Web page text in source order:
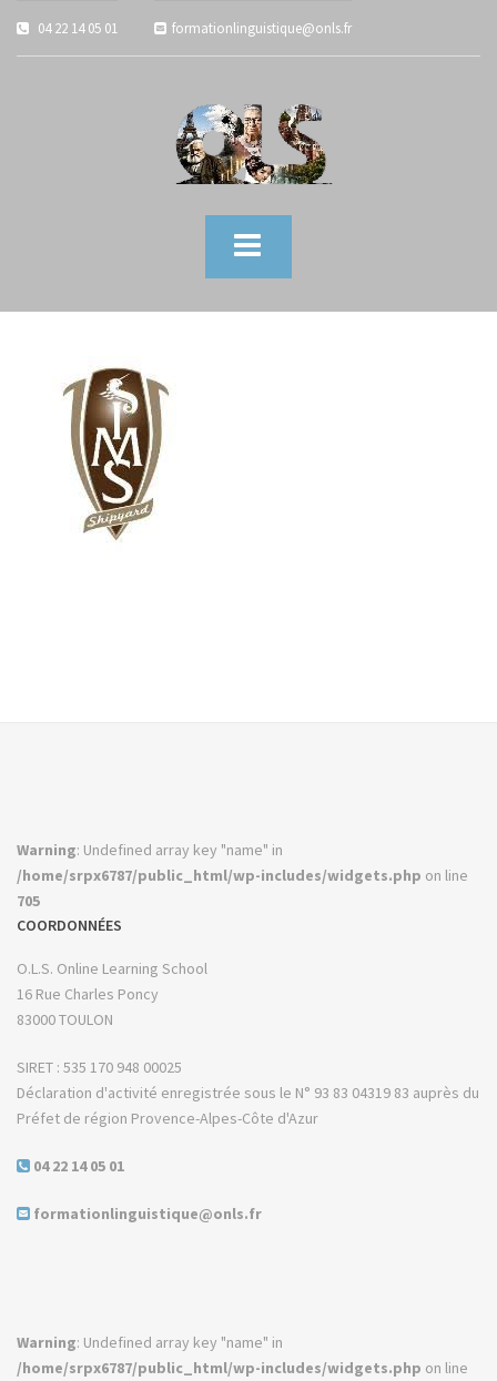
04 22 14 05 01 formationlinguistique@onls.fr
Warning: Undefined array key "name" in
/home/srpx6787/public_html/wp-includes/widgets.php on line
705
COORDONNÉES
O.L.S. Online Learning School
16 Rue Charles Poncy
83000 TOULON
SIRET : 535 170 948 00025
Déclaration d'activité enregistrée sous le N° 93 83 04319 83 auprès du
Préfet de région Provence-Alpes-Côte d'Azur
04 22 14 05 01
formationlinguistique@onls.fr
Warning: Undefined array key "name" in
/home/srpx6787/public_html/wp-includes/widgets.php on line